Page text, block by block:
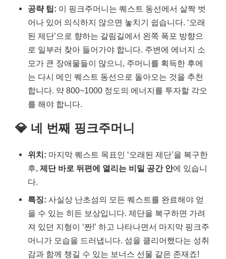
공략 팁: 이 핑크주머니는 퀘스트 동선에서 살짝 벗
어나 있어 의식하지 않으면 놓치기 쉽습니다. ‘오래
된 제단’으로 향하는 갈림길에서 왼쪽 폭포 방향으
로 일부러 찾아 들어가야 합니다. 주변에 에너지 소
모가 큰 장애물들이 많으니, 주머니를 획득한 후에
는 다시 메인 퀘스트 동선으로 돌아오는 것을 추천
합니다. 약 800~1000 정도의 에너지를 투자할 각오
를 해야 합니다.
💎 네 번째 핑크주머니
위치: 마지막 퀘스트 목표인 ‘오래된 제단’을 복구한
후, 제단 바로 뒤편에 열리는 비밀 공간 안에 있습니
다.
특징: 사실상 난초섬의 모든 퀘스트를 완료해야 얻
을 수 있는 히든 보상입니다. 제단을 복구하면 가려
져 있던 지형이 ‘짠!’ 하고 나타나면서 마지막 핑크주
머니가 모습을 드러냅니다. 섬을 클리어했다는 성취
감과 함께 챙길 수 있는 보너스 선물 같은 존재죠!